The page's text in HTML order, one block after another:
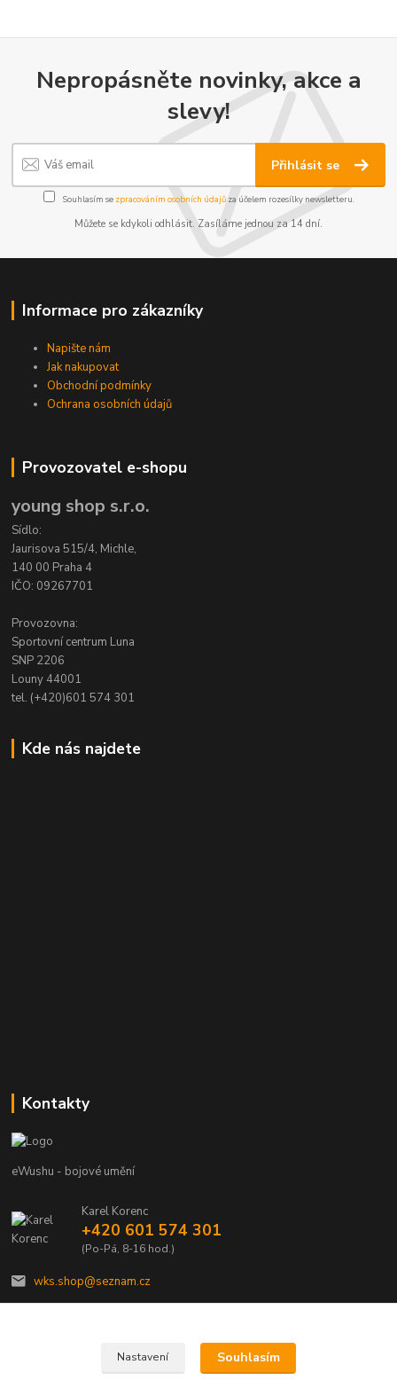
Nepropásněte novinky, akce a
slevy!
Přihlásit se
Souhlasím se zpracováním osobních údajůza účelem rozesílky newsletteru.
Můžete se kdykoli odhlásit. Zasíláme jednou za 14 dní.
Informace pro zákazníky
Napište nám
Jak nakupovat
Obchodní podmínky
Ochrana osobních údajů
Provozovatel e-shopu
young shop s.r.o.
Sídlo:
Jaurisova 515/4, Michle,
140 00 Praha 4
IČO: 09267701
Provozovna:
Sportovní centrum Luna
SNP 2206
Louny 44001
tel. (+420)601 574 301
Kde nás najdete
Kontakty
eWushu - bojové umění
Karel Korenc
+420 601 574 301
(Po-Pá, 8-16 hod.)
wks.shop@seznam.cz
Nastavení Souhlasím